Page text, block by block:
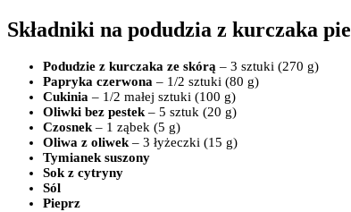
Składniki na podudzia z kurczaka
Podudzie z kurczaka ze skórą – 3 sztuki (270 g)
Papryka czerwona – 1/2 sztuki (80 g)
Cukinia – 1/2 małej sztuki (100 g)
Oliwki bez pestek– 5 sztuk (20 g)
Czosnek– 1 ząbek (5 g)
Oliwa z oliwek– 3 łyżeczki (15 g)
Tymianek suszony
Sok z cytryny
Sól
Pieprz